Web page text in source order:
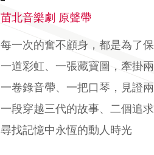
苗北音樂劇 原聲帶
每一次的奮不顧身，都是為了
一道彩虹、一張藏寶圖，牽掛
一卷錄音帶、一把口琴，見證兩
一段穿越三代的故事、二個追
尋找記憶中永恆的動人時光